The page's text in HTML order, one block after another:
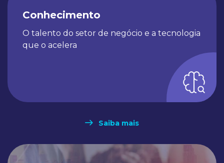
Conhecimento
O talento do setor de negócio e a tecnologia
que o acelera​
Saiba mais